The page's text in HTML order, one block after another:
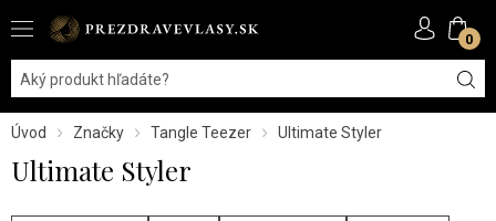
0
Úvod Značky Tangle Teezer Ultimate Styler
Ultimate Styler